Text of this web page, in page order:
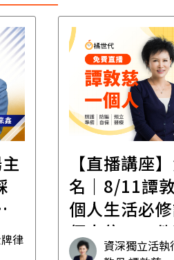
活
打造安心住
修前必懂！
居住規劃全
林黛羚